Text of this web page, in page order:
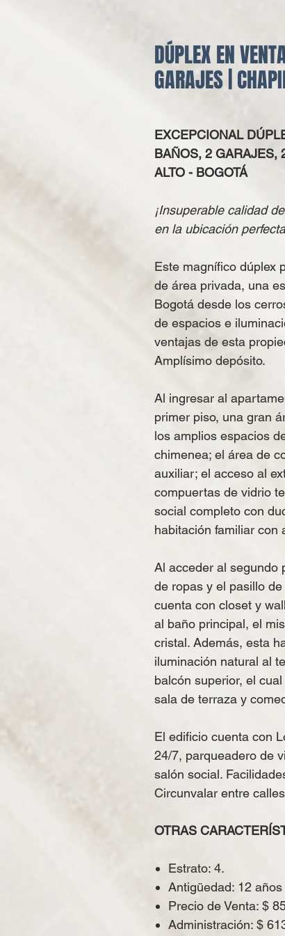
DÚPLEX EN
GARAJES |
EXCEPCIONAL
BAÑOS, 2 GARAJES,
ALTO - BOGOTÁ
¡Insuperable calidad
en la ubicación
Este magnífico dúplex
de área privada, una
Bogotá desde los
de espacios e
ventajas de esta
Amplísimo depósito.
Al ingresar al
primer piso, una gran
los amplios espacios
chimenea; el área de
auxiliar; el acceso al
compuertas de vidrio
social completo con
habitación familiar con
Al acceder al segundo
de ropas y el pasillo
cuenta con closet y
al baño principal, el
cristal. Además, esta
iluminación natural al
balcón superior, el
sala de terraza y
El edificio cuenta con
24/7, parqueadero de
salón social.
Circunvalar entre
OTRAS
​Estrato: 4.
Antigüedad: 12 años
Precio de Venta: $
Administración: $